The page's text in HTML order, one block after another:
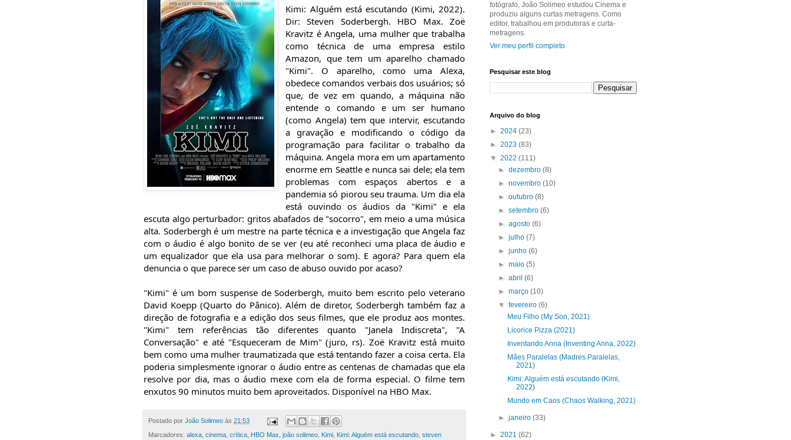
Kimi: Alguém está escutando (Kimi, 2022).
Dir: Steven Soderbergh. HBO Max. Zoë
Kravitz é Angela, uma mulher que trabalha
como técnica de uma empresa estilo
Amazon, que tem um aparelho chamado
"Kimi". O aparelho, como uma Alexa,
obedece comandos verbais dos usuários; só
que, de vez em quando, a máquina não
entende o comando e um ser humano
(como Angela) tem que intervir, escutando
a gravação e modificando o código da
programação para facilitar o trabalho da
máquina. Angela mora em um apartamento
enorme em Seattle e nunca sai dele; ela tem
problemas com espaços abertos e a
pandemia só piorou seu trauma. Um dia ela
está ouvindo os áudios da "Kimi" e ela
escuta algo perturbador: gritos abafados de "socorro", em meio a uma música
alta. Soderbergh é um mestre na parte técnica e a investigação que Angela faz
com o áudio é algo bonito de se ver (eu até reconheci uma placa de áudio e
um equalizador que ela usa para melhorar o som). E agora? Para quem ela
denuncia o que parece ser um caso de abuso ouvido por acaso?
"Kimi" é um bom suspense de Soderbergh, muito bem escrito pelo veterano
David Koepp (Quarto do Pânico). Além de diretor, Soderbergh também faz a
direção de fotografia e a edição dos seus filmes, que ele produz aos montes.
"Kimi" tem referências tão diferentes quanto "Janela Indiscreta", "A
Conversação" e até "Esqueceram de Mim" (juro, rs). Zoë Kravitz está muito
bem como uma mulher traumatizada que está tentando fazer a coisa certa. Ela
poderia simplesmente ignorar o áudio entre as centenas de chamadas que ela
resolve por dia, mas o áudio mexe com ela de forma especial. O filme tem
enxutos 90 minutos muito bem aproveitados. Disponível na HBO Max.
Postado por João Solimeo às 21:53
Marcadores: alexa cinema crítica HBO Max joão solimeo Kimi Kimi: Alguém está escutando steven
fotógrafo, João Solimeo estudou Cinema e
produziu alguns curtas metragens. Como
editor, trabalhou em produtoras e curta-
metragens.
Ver meu perfil completo
Pesquisar este blog
Arquivo do blog
► 2024 (23)
► 2023 (83)
▼ 2022 (111)
►dezembro(8)
►novembro(10)
►outubro(8)
►setembro(6)
►agosto(6)
►julho(7)
►junho(6)
►maio(5)
►abril(6)
►março(10)
▼fevereiro(6)
Meu Filho (My Son, 2021)
Licorice Pizza (2021)
Inventando Anna (Inventing Anna, 2022)
Mães Paralelas (Madres Paralelas,
2021)
Kimi: Alguém está escutando (Kimi,
2022)
Mundo em Caos (Chaos Walking, 2021)
►janeiro(33)
► 2021 (62)